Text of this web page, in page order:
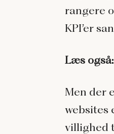
rangere
KPI’er
Læs også:
Men der
websites
villighed